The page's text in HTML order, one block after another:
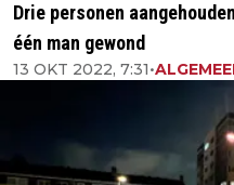
Drie personen
één man gewond
13 OKT 2022, 7:31•